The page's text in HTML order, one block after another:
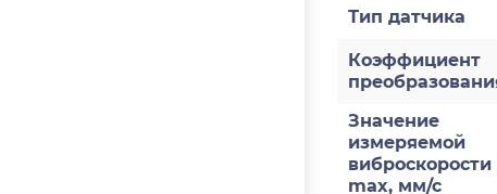
Тип датчика
Коэффициент
Значение
измеряемой
max, мм/с